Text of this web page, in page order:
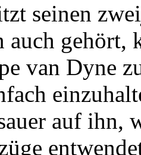
seinen
auch gehört,
van Dyne
auf ihn,